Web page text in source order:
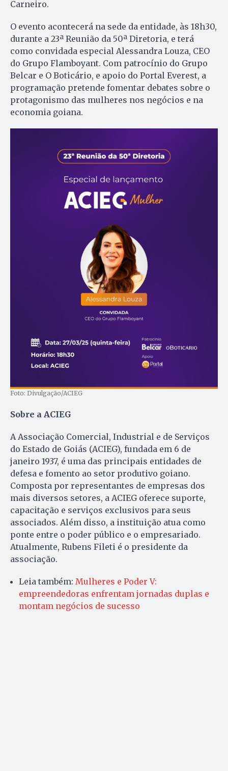
Carneiro.
O evento acontecerá na sede da entidade, às 18h30,
durante a 23ª Reunião da 50ª Diretoria, e terá
como convidada especial Alessandra Louza, CEO
do Grupo Flamboyant. Com patrocínio do Grupo
Belcar e O Boticário, e apoio do Portal Everest, a
programação pretende fomentar debates sobre o
protagonismo das mulheres nos negócios e na
economia goiana.
Foto: Divulgação/ACIEG
Sobre a ACIEG
A Associação Comercial, Industrial e de Serviços
do Estado de Goiás (ACIEG), fundada em 6 de
janeiro 1937, é uma das principais entidades de
defesa e fomento ao setor produtivo goiano.
Composta por representantes de empresas dos
mais diversos setores, a ACIEG oferece suporte,
capacitação e serviços exclusivos para seus
associados. Além disso, a instituição atua como
ponte entre o poder público e o empresariado.
Atualmente, Rubens Fileti é o presidente da
associação.
Leia também: Mulheres e Poder V:
empreendedoras enfrentam jornadas duplas e
montam negócios de sucesso